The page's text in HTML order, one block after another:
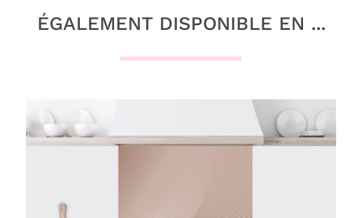
ÉGALEMENT DISPONIBLE EN ...